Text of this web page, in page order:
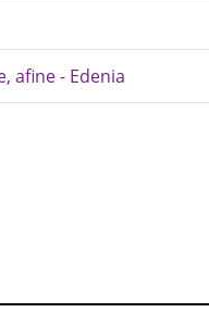
afine - Edenia